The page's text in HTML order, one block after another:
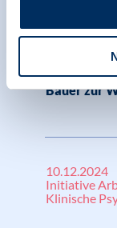
Initiative
Klinische
Wenn die
praktische
Bauer zur
10.12.2024
Initiative
Klinische